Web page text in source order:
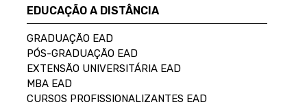
EDUCAÇÃO A DISTÂNCIA
GRADUAÇÃO EAD
PÓS-GRADUAÇÃO EAD
EXTENSÃO UNIVERSITÁRIA EAD
MBA EAD
CURSOS PROFISSIONALIZANTES EAD